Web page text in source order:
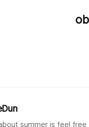
summer is feel